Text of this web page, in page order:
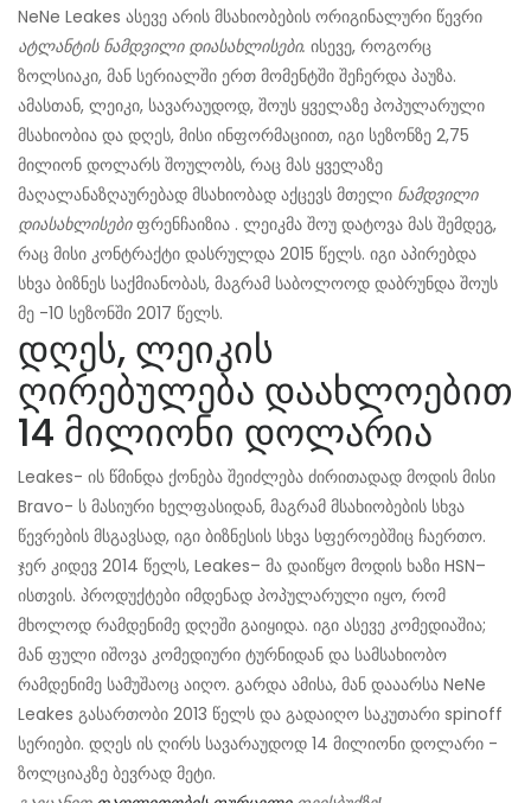
NeNe Leakes ასევე არის მსახიობების ორიგინალური წევრი
ატლანტის ნამდვილი დიასახლისები. ისევე, როგორც
ზოლსიაკი, მან სერიალში ერთ მომენტში შეჩერდა პაუზა.
ამასთან, ლეიკი, სავარაუდოდ, შოუს ყველაზე პოპულარული
მსახიობია და დღეს, მისი ინფორმაციით, იგი სეზონზე 2,75
მილიონ დოლარს შოულობს, რაც მას ყველაზე
მაღალანაზღაურებად მსახიობად აქცევს მთელი ნამდვილი
დიასახლისებიფრენჩაიზია . ლეიკმა შოუ დატოვა მას შემდეგ,
რაც მისი კონტრაქტი დასრულდა 2015 წელს. იგი აპირებდა
სხვა ბიზნეს საქმიანობას, მაგრამ საბოლოოდ დაბრუნდა შოუს
მე -10 სეზონში 2017 წელს.
დღეს, ლეიკის
ღირებულება დაახლოებით
14 მილიონი დოლარია
Leakes- ის წმინდა ქონება შეიძლება ძირითადად მოდის მისი
Bravo- ს მასიური ხელფასიდან, მაგრამ მსახიობების სხვა
წევრების მსგავსად, იგი ბიზნესის სხვა სფეროებშიც ჩაერთო.
ჯერ კიდევ 2014 წელს, Leakes– მა დაიწყო მოდის ხაზი HSN–
ისთვის. პროდუქტები იმდენად პოპულარული იყო, რომ
მხოლოდ რამდენიმე დღეში გაიყიდა. იგი ასევე კომედიაშია;
მან ფული იშოვა კომედიური ტურნიდან და სამსახიობო
რამდენიმე სამუშაოც აიღო. გარდა ამისა, მან დააარსა NeNe
Leakes გასართობი 2013 წელს და გადაიღო საკუთარი spinoff
სერიები. დღეს ის ღირს სავარაუდოდ 14 მილიონი დოლარი -
ზოლციაკზე ბევრად მეტი.